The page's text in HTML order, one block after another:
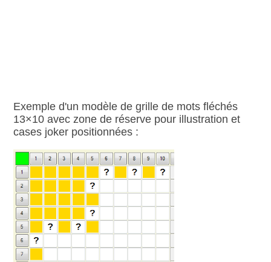
Exemple d'un modèle de grille de mots fléchés
13×10 avec zone de réserve pour illustration et
cases joker positionnées :